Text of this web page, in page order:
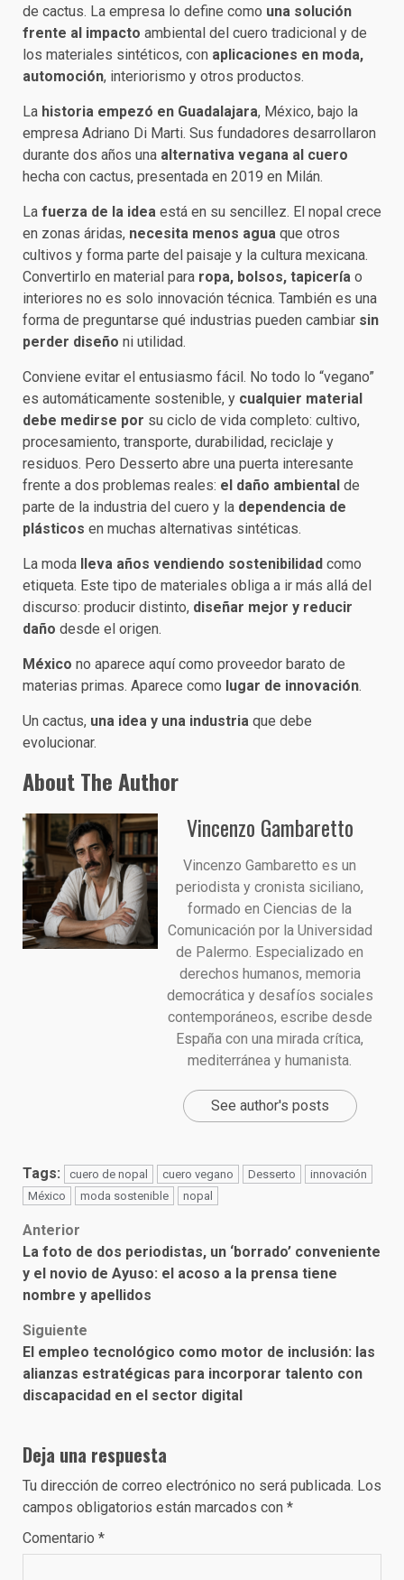
de cactus. La empresa lo define como una solución
frente al impacto ambiental del cuero tradicional y de
los materiales sintéticos, con aplicaciones en moda,
automoción, interiorismo y otros productos.
La historia empezó en Guadalajara, México, bajo la
empresa Adriano Di Marti. Sus fundadores desarrollaron
durante dos años una alternativa vegana al cuero
hecha con cactus, presentada en 2019 en Milán.
La fuerza de la idea está en su sencillez. El nopal crece
en zonas áridas, necesita menos agua que otros
cultivos y forma parte del paisaje y la cultura mexicana.
Convertirlo en material para ropa, bolsos, tapicería o
interiores no es solo innovación técnica. También es una
forma de preguntarse qué industrias pueden cambiar sin
perder diseño ni utilidad.
Conviene evitar el entusiasmo fácil. No todo lo “vegano”
es automáticamente sostenible, y cualquier material
debe medirse por su ciclo de vida completo: cultivo,
procesamiento, transporte, durabilidad, reciclaje y
residuos. Pero Desserto abre una puerta interesante
frente a dos problemas reales: el daño ambiental de
parte de la industria del cuero y la dependencia de
plásticos en muchas alternativas sintéticas.
La moda lleva años vendiendo sostenibilidad como
etiqueta. Este tipo de materiales obliga a ir más allá del
discurso: producir distinto, diseñar mejor y reducir
daño desde el origen.
México no aparece aquí como proveedor barato de
materias primas. Aparece como lugar de innovación.
Un cactus, una idea y una industria que debe
evolucionar.
About The Author
Vincenzo Gambaretto
Vincenzo Gambaretto es un
periodista y cronista siciliano,
formado en Ciencias de la
Comunicación por la Universidad
de Palermo. Especializado en
derechos humanos, memoria
democrática y desafíos sociales
contemporáneos, escribe desde
España con una mirada crítica,
mediterránea y humanista.
See author's posts
Tags: cuero de nopal cuero vegano Desserto
innovación
México
moda sostenible nopal
Post
navigation
Anterior
La foto de dos periodistas, un ‘borrado’ conveniente
y el novio de Ayuso: el acoso a la prensa tiene
nombre y apellidos
Siguiente
El empleo tecnológico como motor de inclusión: las
alianzas estratégicas para incorporar talento con
discapacidad en el sector digital
Deja una respuesta
Tu dirección de correo electrónico no será publicada. Los
campos obligatorios están marcados con *
Comentario *